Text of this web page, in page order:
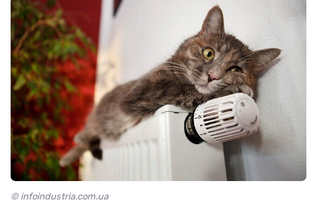
© infoindustria.com.ua